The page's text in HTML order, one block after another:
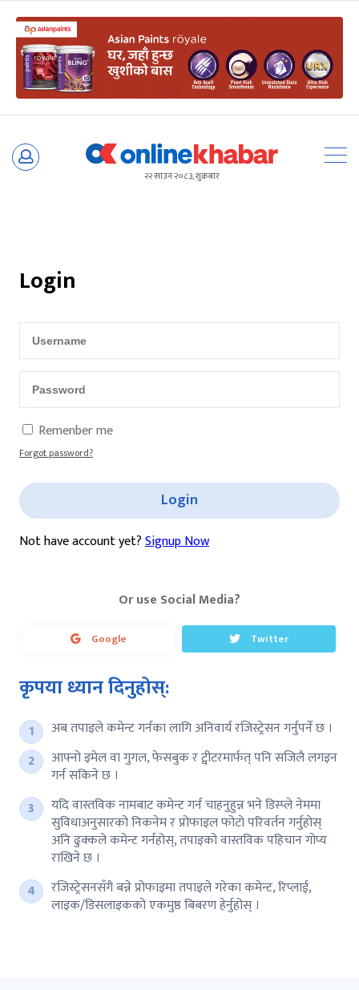
Skip
२२ साउन २०८३, शुक्रबार
Login
Remenber me
Forgot password?
Login
Not have account yet?Signup Now
Or use Social Media?
Google Twitter
कृपया ध्यान दिनुहोस्:
अब तपाइले कमेन्ट गर्नका लागि अनिवार्य रजिस्ट्रेसन गर्नुपर्ने छ ।
आफ्नो इमेल वा गुगल, फेसबुक र ट्वीटरमार्फत् पनि सजिलै लगइन
गर्न सकिने छ ।
यदि वास्तविक नामबाट कमेन्ट गर्न चाहनुहुन्न भने डिस्प्ले नेममा
सुविधाअनुसारको निकनेम र प्रोफाइल फोटो परिवर्तन गर्नुहोस्
अनि ढुक्कले कमेन्ट गर्नहोस्, तपाइको वास्तविक पहिचान गोप्य
राखिने छ ।
रजिस्ट्रेसनसँगै बन्ने प्रोफाइमा तपाइले गरेका कमेन्ट, रिप्लाई,
लाइक/डिसलाइकको एकमुष्ठ बिबरण हेर्नुहोस् ।